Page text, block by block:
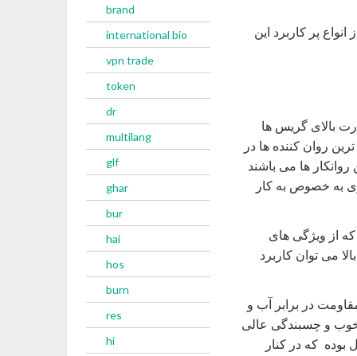
brand
international bio
vpn trade
token
dr
multilang
glf
ghar
bur
hai
hos
burn
res
hi
پر کاربرد این
بالای گریس ها
روان کننده ها در
ها می باشند
به خصوص به کار
که از ویژگی های
می توان کاربرد
در برابر آب و
و چسبندگی عالی
که در کنار